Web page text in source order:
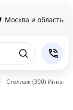
Москва и область
Стеллаж (300) Иннэс-7